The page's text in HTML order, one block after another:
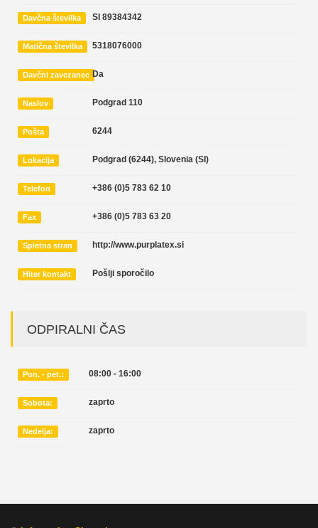
Davčna številka SI 89384342
Matična številka 5318076000
Davčni zavezanec Da
Naslov Podgrad 110
Pošta 6244
Lokacija Podgrad (6244), Slovenia (SI)
Telefon +386 (0)5 783 62 10
Fax +386 (0)5 783 63 20
Spletna stran http://www.purplatex.si
Hiter kontakt Pošlji sporočilo
ODPIRALNI ČAS
Pon. - pet.: 08:00 - 16:00
Sobota: zaprto
Nedelja: zaprto